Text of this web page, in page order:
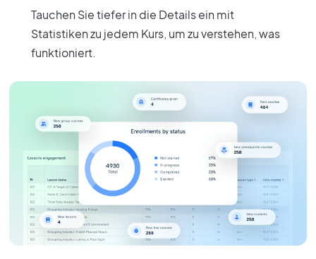
Tauchen Sie tiefer in die Details ein mit
Statistiken zu jedem Kurs, um zu verstehen, was
funktioniert.